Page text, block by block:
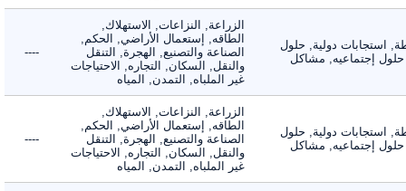
استجابات دولية, حلول
إجتماعيه, مشاكل
الزراعة, النزاعات, الاستهلاك,
الطاقه, إستعمال الأراضي, الحكم,
الصناعة والتصنيع, الهجرة, التنقل
والنقل, السكان, التجاره, الاحتياجات
غير الملباه, التمدن, المياه
----
استجابات دولية, حلول
إجتماعيه, مشاكل
الزراعة, النزاعات, الاستهلاك,
الطاقه, إستعمال الأراضي, الحكم,
الصناعة والتصنيع, الهجرة, التنقل
والنقل, السكان, التجاره, الاحتياجات
غير الملباه, التمدن, المياه
----